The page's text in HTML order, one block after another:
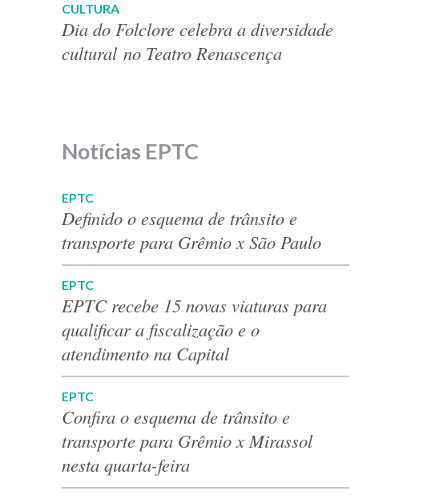
CULTURA
Dia do Folclore celebra a diversidade
cultural no Teatro Renascença
Notícias EPTC
EPTC
Definido o esquema de trânsito e
transporte para Grêmio x São Paulo
EPTC
EPTC recebe 15 novas viaturas para
qualificar a fiscalização e o
atendimento na Capital
EPTC
Confira o esquema de trânsito e
transporte para Grêmio x Mirassol
nesta quarta-feira